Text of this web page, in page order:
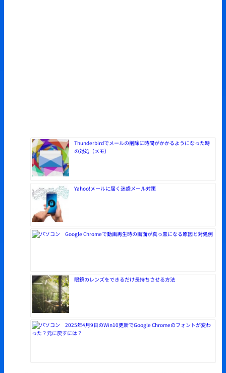
Thunderbirdでメールの削除に時間がかかるようになった時
の対処（メモ）
Yahoo!メールに届く迷惑メール対策
Google Chromeで動画再生時の画面が真っ黒になる原因と対処例
眼鏡のレンズをできるだけ長持ちさせる方法
2025年4月9日のWin10更新でGoogle Chromeのフォントが変わ
った？元に戻すには？